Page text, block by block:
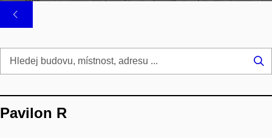
Pavilon R